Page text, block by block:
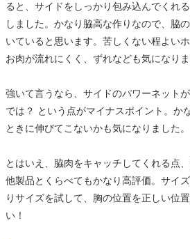
ると、サイドをしっかり包み込んでくれ
しました。かなり脇高な作りなので、脇
いていると思います。苦しくない程よい
お肉が流れにくく、ずれなども気になりま
強いて言うなら、サイドのパワーネット
では？ という点がマイナスポイント。か
ときに伸びてこないかも気になりました。
とはいえ、脇肉をキャッチしてくれる点
他製品とくらべてもかなり高評価。サイ
りサイズを試して、胸の位置を正しい位
い！